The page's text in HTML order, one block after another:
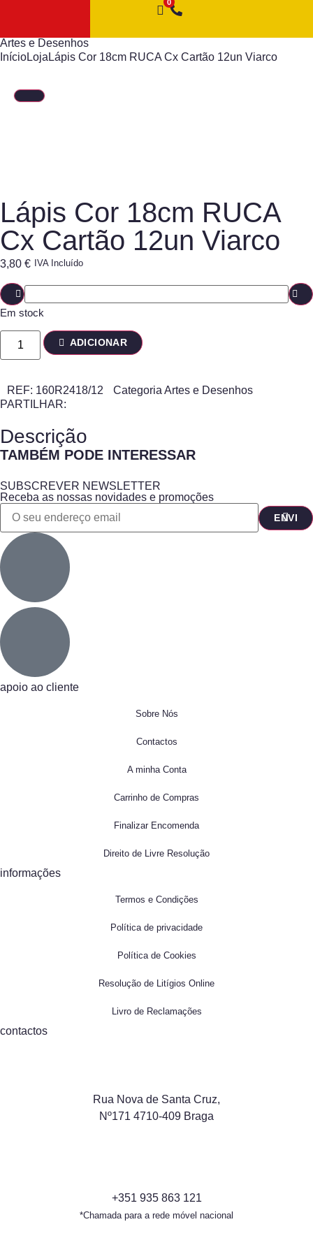
Artes e Desenhos
InícioLoja Lápis Cor 18cm RUCA Cx Cartão 12un Viarco
Lápis Cor 18cm RUCA
Cx Cartão 12un Viarco
3,80 € IVA Incluído
Em stock
ADICIONAR
REF: 160R2418/12 Categoria Artes e Desenhos
PARTILHAR:
Descrição
TAMBÉM PODE INTERESSAR
SUBSCREVER NEWSLETTER
Receba as nossas novidades e promoções
apoio ao cliente
Sobre Nós
Contactos
A minha Conta
Carrinho de Compras
Finalizar Encomenda
Direito de Livre Resolução
informações
Termos e Condições
Política de privacidade
Política de Cookies
Resolução de Litígios Online
Livro de Reclamações
contactos
Rua Nova de Santa Cruz,
Nº171 4710-409 Braga
+351 935 863 121
*Chamada para a rede móvel nacional